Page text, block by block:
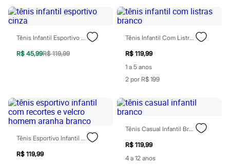
Calçados
Botas
Rasteirinhas
Sandálias
Sapatilhas
Clock House
Mindset
Sawary
Yessica
Acessórios
Blusas
Calçados
Tênis Infantil Esportivo Cinza
R$ 45,99R$ 119,99
Tênis Infantil Com Listras Branco
R$ 119,99
1 a 5 anos
2 por R$ 199
Tênis Esportivo Infantil Com Recortes E Velcro Homem Aranha Branco
R$ 119,99
Tênis Casual Infantil Branco
R$ 119,99
4 a 12 anos